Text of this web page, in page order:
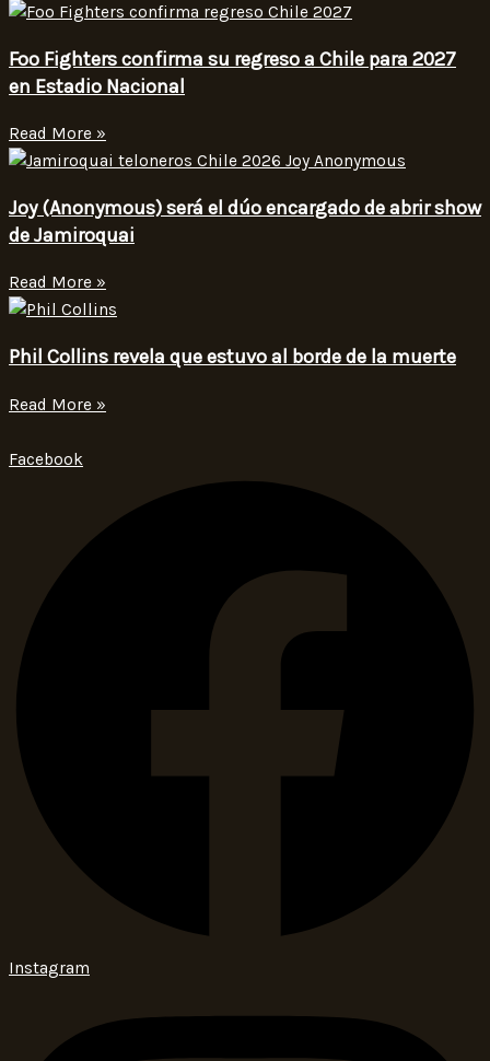
Foo Fighters confirma su regreso a Chile para 2027
en Estadio Nacional
Read More »
Joy (Anonymous) será el dúo encargado de abrir show
de Jamiroquai
Read More »
Phil Collins revela que estuvo al borde de la muerte
Read More »
Facebook
Instagram